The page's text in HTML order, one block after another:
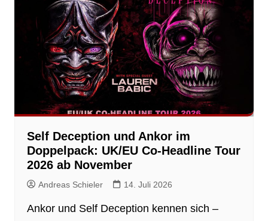
Self Deception und Ankor im
Doppelpack: UK/EU Co-Headline Tour
2026 ab November
Andreas Schieler 14. Juli 2026
Ankor und Self Deception kennen sich –